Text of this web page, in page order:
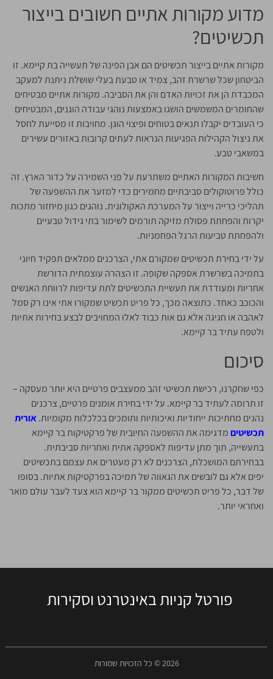
מדוע מקורות אתיים חשובים בייצור
תכשיטים?
מקורות אתיים בייצור תכשיטים הם אבן הפינה של תעשייה בת קיימא. זו
הביטחון שכל שרשרת זהב, צמיד או טבעת בעלי שושלת ניתנת למעקב
המכבדת הן את זכויות האדם והן את הסביבה. מקורות אתיים מבטיחים
שהחומרים המשמשים הושגו באמצעות נוהגי עבודה הוגנים, המבטיחים
כי העובדים יקבלו תנאים בטוחים ופיצוי הוגן. מחויבות זו מסייעת לחסל
את ניצול הקהילות הפגיעות הנראות לעתים קרובות באזורים עשירים
במשאבי טבע.
חשיבות המקורות האתיים משתרעת על פני השמירה על כדור הארץ. זה
כולל פרוטוקולים סביבתיים מחמירים כדי למזער את ההשפעה של
תהליכי כרייה וייצור על המערכת האקולוגית. נוהגים כגון מיחזור מתכות
יקרות והפחתת פסולת מזיקה תורמים לשימור בתי גידול טבעיים
ולהפחתת טביעות הרגל הפחמניות.
על ידי בחירת תכשיטים שמקורם אתי, הצרכנים ממלאים תפקיד חיוני
בתמיכה בשרשרת אספקה שקופה. זו הצהרה עוצמתית הדורשת
אחריות ומעודדת את תעשיית התכשיטים לתת עדיפות לרווחת האנשים
והכוכב כאחד. כתוצאה מכך, כל פריט תכשיט שמקורו אתי אינו רק סמל
לאהבה או חגיגה אלא גם אות כבוד לאלו המחויבים לבצע בחירות אתיות
ולטפח עתיד בר קיימא.
סיכום
כפי שחקרנו, רכישת תכשיטי זהב ממעצבים פרטיים היא יותר מעסקה –
זו תרומה לעתיד בר קיימא. על ידי בחירת אומנים פרטיים, צרכנים
נהנים מחתיכות ייחודיות ואיכותיות ותומכים בכלכלות מקומיות. אורית
תכשיטיםמדגימה את ההשפעה החיובית של פרקטיקות בר קיימא
בתעשייה, תוך מתן עדיפות לאספקה אתית ואחריות סביבתית.
בבחירתם המושכלת, הצרכנים לא רק מעטרים את עצמם בתכשיטים
יפים אלא גם לובשים את הגאווה של תמיכה בפרקטיקות אתיות. בסופו
של דבר, כל פריט תכשיטים ממקור בר קיימא הוא צעד לעבר עולם מואר
ואחראי יותר.
פורטל קניות באינטרנט וסקירות
2026 © כל הזכויות שמורות